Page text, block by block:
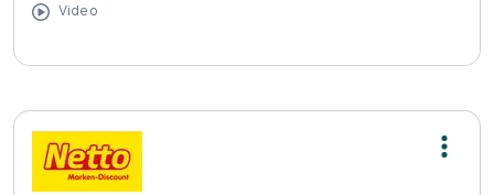
Video